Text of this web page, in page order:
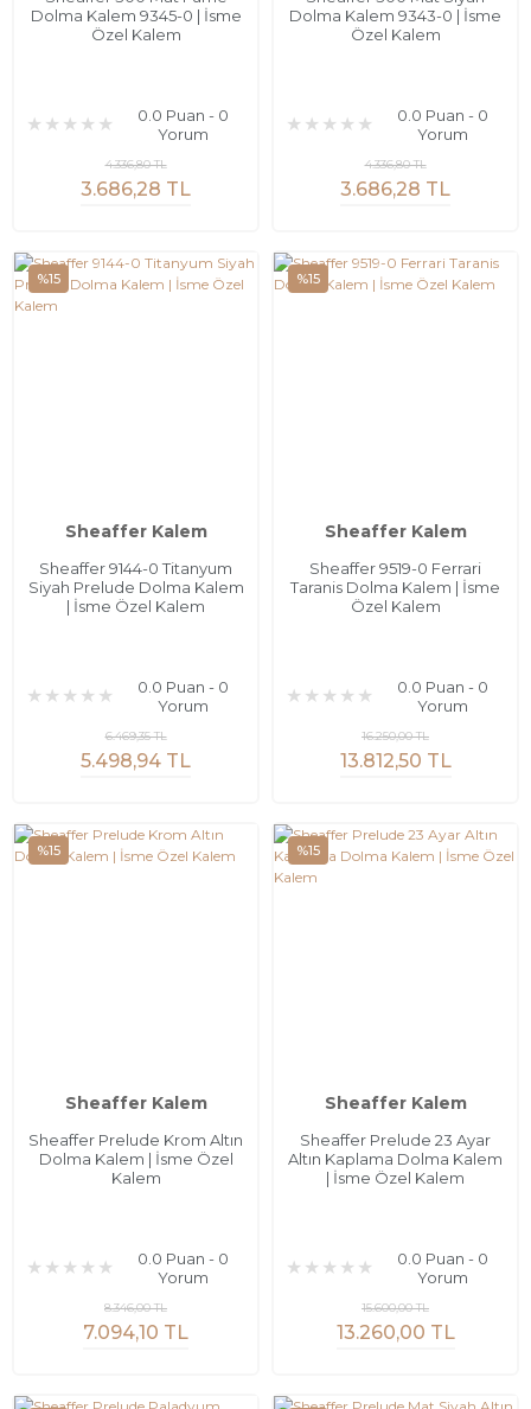
Dolma Kalem 9345-0 | İsme
Özel Kalem
0.0 Puan - 0
Yorum
3.686,28 TL
4.336,80 TL
Dolma Kalem 9343-0 | İsme
Özel Kalem
0.0 Puan - 0
Yorum
3.686,28 TL
4.336,80 TL
%15
Sheaffer Kalem
Sheaffer 9144-0 Titanyum
Siyah Prelude Dolma Kalem
| İsme Özel Kalem
0.0 Puan - 0
Yorum
5.498,94 TL
6.469,35 TL
%15
Sheaffer Kalem
Sheaffer 9519-0 Ferrari
Taranis Dolma Kalem | İsme
Özel Kalem
0.0 Puan - 0
Yorum
13.812,50 TL
16.250,00 TL
%15
Sheaffer Kalem
Sheaffer Prelude Krom Altın
Dolma Kalem | İsme Özel
Kalem
0.0 Puan - 0
Yorum
7.094,10 TL
8.346,00 TL
%15
Sheaffer Kalem
Sheaffer Prelude 23 Ayar
Altın Kaplama Dolma Kalem
| İsme Özel Kalem
0.0 Puan - 0
Yorum
13.260,00 TL
15.600,00 TL